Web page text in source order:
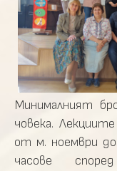
Минималният
човека.
от м. ноември
часове